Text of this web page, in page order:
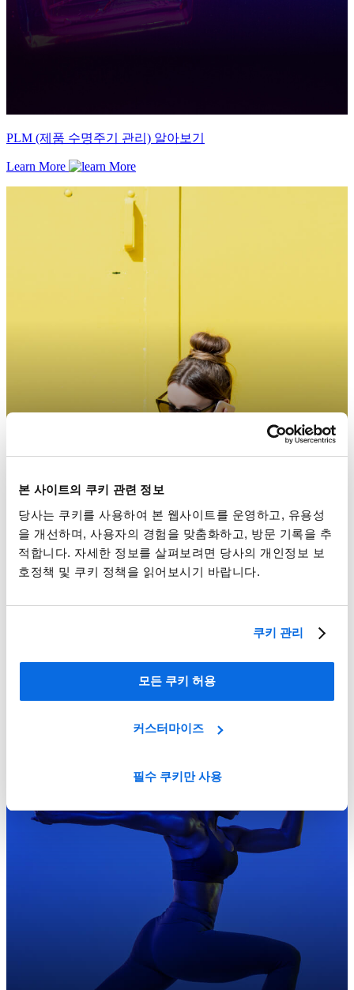
본 사이트의 쿠키 관련 정보
당사는 쿠키를 사용하여 본 웹사이트를 운영하고, 유용성
을 개선하며, 사용자의 경험을 맞춤화하고, 방문 기록을 추
적합니다. 자세한 정보를 살펴보려면 당사의 개인정보 보
호정책 및 쿠키 정책을 읽어보시기 바랍니다.
쿠키 관리
모든 쿠키 허용
커스터마이즈
필수 쿠키만 사용
PLM (제품 수명주기 관리) 알아보기
Learn More